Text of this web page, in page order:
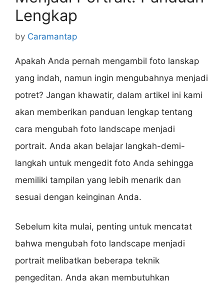
Lengkap
by Caramantap
Apakah Anda pernah mengambil foto lanskap
yang indah, namun ingin mengubahnya menjadi
potret? Jangan khawatir, dalam artikel ini kami
akan memberikan panduan lengkap tentang
cara mengubah foto landscape menjadi
portrait. Anda akan belajar langkah-demi-
langkah untuk mengedit foto Anda sehingga
memiliki tampilan yang lebih menarik dan
sesuai dengan keinginan Anda.
Sebelum kita mulai, penting untuk mencatat
bahwa mengubah foto landscape menjadi
portrait melibatkan beberapa teknik
pengeditan. Anda akan membutuhkan